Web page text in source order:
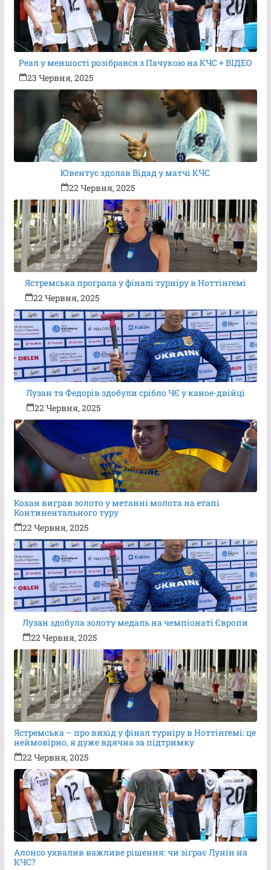
Реал у меншості розібрався з Пачукою на КЧС + ВІДЕО
23 Червня, 2025
Ювентус здолав Відад у матчі КЧС
22 Червня, 2025
Ястремська програла у фіналі турніру в Ноттінгемі
22 Червня, 2025
Лузан та Федорів здобули срібло ЧЄ у каное-двійці
22 Червня, 2025
Кохан виграв золото у метанні молота на етапі
Континентального туру
22 Червня, 2025
Лузан здобула золоту медаль на чемпіонаті Європи
22 Червня, 2025
Ястремська – про вихід у фінал турніру в Ноттінгемі: це
неймовірно, я дуже вдячна за підтримку
22 Червня, 2025
Алонсо ухвалив важливе рішення: чи зіграє Лунін на
КЧС?